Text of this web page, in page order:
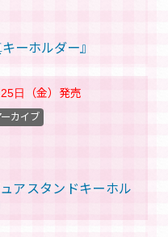
ーホルダー』
日（金） 発売
アスタンドキーホル
カイブ